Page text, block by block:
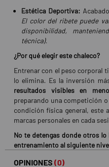
Estética Deportiva:
El color del ribete puede
disponibilidad,
técnica).
¿Por qué elegir este chaleco?
Entrenar con el peso corporal
lo elimina. Es la inversión
resultados visibles en
preparando una competición
condición física general, este
marcas personales en cada
No te detengas donde otros lo
entrenamiento al siguiente
OPINIONES (0)